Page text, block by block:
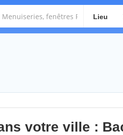
Lieu
votre ville :